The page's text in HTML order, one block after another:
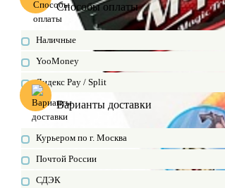
Способы оплаты
Наличные
YooMoney
Яндекс Pay / Split
Варианты доставки
Курьером по г. Москва
Почтой России
СДЭК